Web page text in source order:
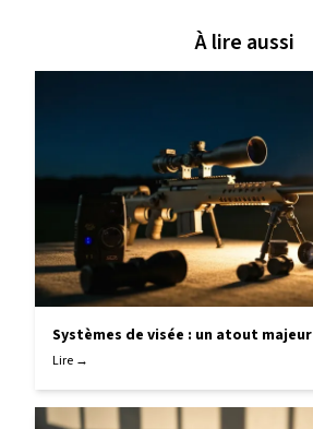
À lire aussi
Systèmes de visée : un atout majeur
Lire →